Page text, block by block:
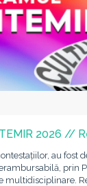
2026 //
au fost
prin
multidisciplinare.